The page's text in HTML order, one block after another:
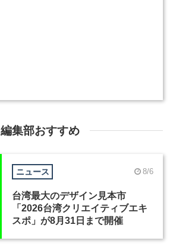
編集部おすすめ
ニュース 8/6
台湾最大のデザイン見本市
「2026台湾クリエイティブエキ
スポ」が8月31日まで開催